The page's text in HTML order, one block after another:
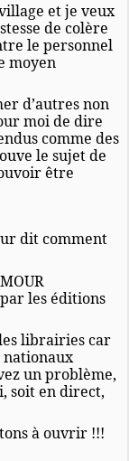
et je veux
de colère
le personnel
moyen
d’autres non
moi de dire
comme des
le sujet de
être
dit comment
par les éditions
librairies car
nationaux
un problème,
soit en direct,
à ouvrir !!!